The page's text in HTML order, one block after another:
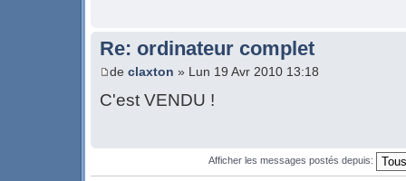
Re: ordinateur complet
de claxton » Lun 19 Avr 2010 13:18
C'est VENDU !
Afficher les messages postés depuis: